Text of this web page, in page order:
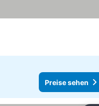
Preise sehen